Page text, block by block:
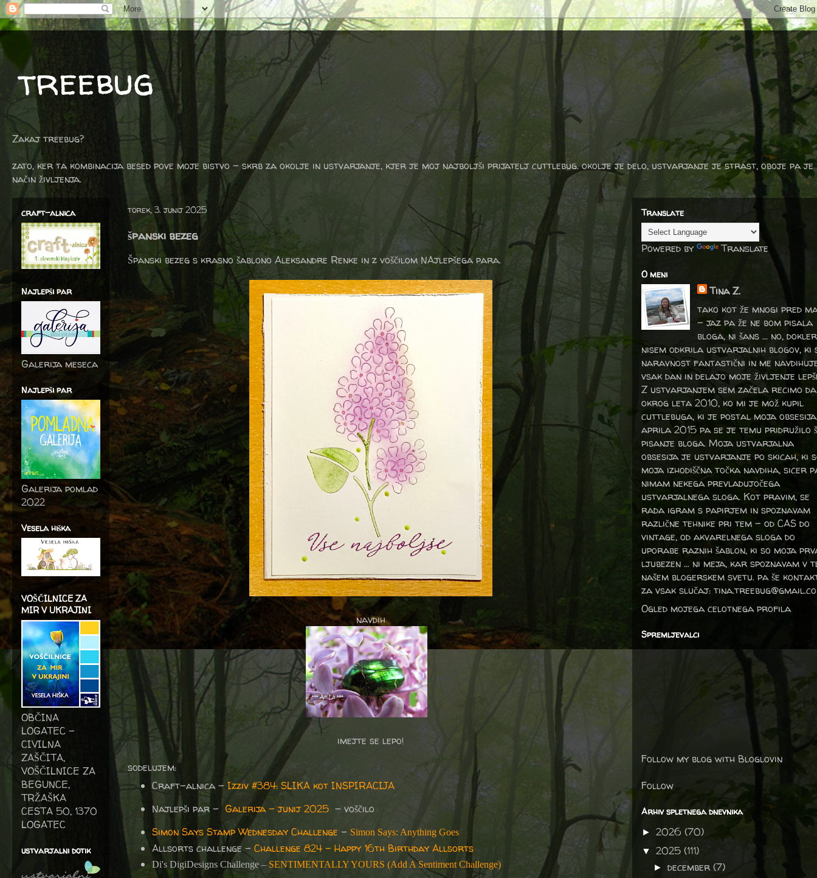
treebug
Zakaj treebug?
zato, ker ta kombinacija besed pove moje bistvo - skrb za okolje in ustvarjanje, kjer je moj najboljši prijatelj cuttlebug. okolje je delo, ustvarjanje je strast, oboje pa je
način življenja.
torek, 3. junij 2025
španski bezeg
Španski bezeg s krasno šablono Aleksandre Renke in z voščilom NAjlepšega para.
navdih
imejte se lepo!
sodelujem:
Craft-alnica - Izziv #384: SLIKA kot INSPIRACIJA
Najlepši par - Galerija – junij 2025 – voščilo
Simon Says Stamp Wednesday Challenge - Simon Says: Anything Goes
Allsorts challenge – Challenge 824 - Happy 16th Birthday Allsorts
Di's DigiDesigns Challenge – SENTIMENTALLY YOURS (Add A Sentiment Challenge)
craft-alnica
Najlepši par
Galerija meseca
Najlepši par
Galerija pomlad
2022
Vesela hiška
VOŠČILNICE ZA
MIR V UKRAJINI
OBČINA
LOGATEC -
CIVILNA
ZAŠČITA,
VOŠČILNICE ZA
BEGUNCE,
TRŽAŠKA
CESTA 50, 1370
LOGATEC
ustvarjalni dotik
Translate
Powered by Translate
O meni
Tina Z.
tako kot že mnogi pred
- jaz pa že ne bom pisala
bloga, ni šans ... no, dokler
nisem odkrila ustvarjalnih blogov, ki
naravnost fantastični in me
vsak dan in delajo moje življenje
Z ustvarjanjem sem začela recimo da
okrog leta 2010, ko mi je mož kupil
cuttlebuga, ki je postal moja
aprila 2015 pa se je temu pridružilo
pisanje bloga. Moja ustvarjalna
obsesija je ustvarjanje po skicah, ki
moja izhodiščna točka navdiha, sicer
nimam nekega prevladujočega
ustvarjalnega sloga. Kot pravim, se
rada igram s papirjem in spoznavam
različne tehnike pri tem – od CAS do
vintage, od akvarelnega sloga do
uporabe raznih šablon, ki so moja
ljubezen … ni meja, kar spoznavam v
našem blogerskem svetu. pa še
za vsak slučaj:
Ogled mojega celotnega profila
Spremljevalci
Follow my blog with Bloglovin
Follow
Arhiv spletnega dnevnika
► 2026 (70)
▼ 2025 (111)
►december(7)